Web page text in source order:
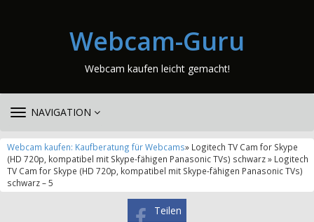
Webcam-Guru
Webcam kaufen leicht gemacht!
TOGGLE
NAVIGATION
Webcam kaufen: Kaufberatung für Webcams» Logitech TV Cam for Skype
(HD 720p, kompatibel mit Skype-fähigen Panasonic TVs) schwarz » Logitech
TV Cam for Skype (HD 720p, kompatibel mit Skype-fähigen Panasonic TVs)
schwarz – 5
Teilen